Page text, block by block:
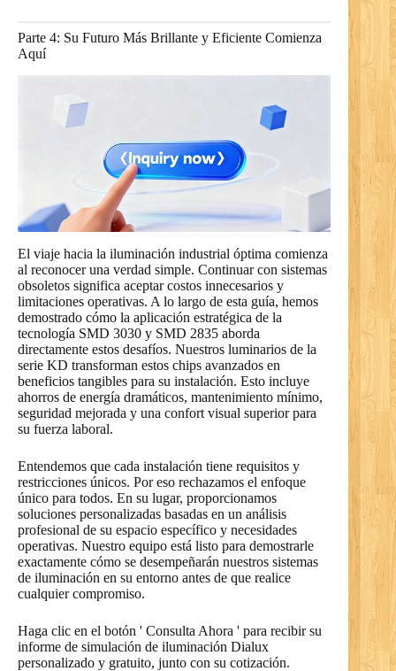
Parte 4: Su Futuro Más Brillante y Eficiente Comienza
Aquí
El viaje hacia la iluminación industrial óptima comienza
al reconocer una verdad simple. Continuar con sistemas
obsoletos significa aceptar costos innecesarios y
limitaciones operativas. A lo largo de esta guía, hemos
demostrado cómo la aplicación estratégica de la
tecnología SMD 3030 y SMD 2835 aborda
directamente estos desafíos. Nuestros luminarios de la
serie KD transforman estos chips avanzados en
beneficios tangibles para su instalación. Esto incluye
ahorros de energía dramáticos, mantenimiento mínimo,
seguridad mejorada y una confort visual superior para
su fuerza laboral.
Entendemos que cada instalación tiene requisitos y
restricciones únicos. Por eso rechazamos el enfoque
único para todos. En su lugar, proporcionamos
soluciones personalizadas basadas en un análisis
profesional de su espacio específico y necesidades
operativas. Nuestro equipo está listo para demostrarle
exactamente cómo se desempeñarán nuestros sistemas
de iluminación en su entorno antes de que realice
cualquier compromiso.
Haga clic en el botón ' Consulta Ahora ' para recibir su
informe de simulación de iluminación Dialux
personalizado y gratuito, junto con su cotización.